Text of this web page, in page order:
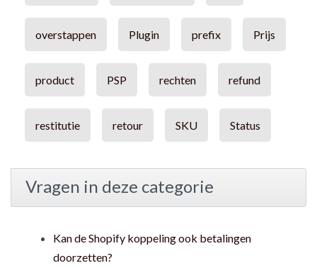
overstappen Plugin prefix Prijs
product PSP rechten refund
restitutie retour SKU Status
Vragen in deze categorie
Kan de Shopify koppeling ook betalingen
doorzetten?